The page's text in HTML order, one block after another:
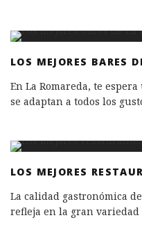
LOS MEJORES BARES
En La Romareda, te
se adaptan a todos los
LOS MEJORES
La calidad gastronómica
refleja en la gran variedad